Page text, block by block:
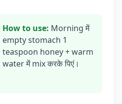
How to use: Morning में
empty stomach 1
teaspoon honey + warm
water में mix करके पिएं।